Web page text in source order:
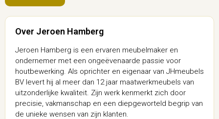
Over Jeroen Hamberg
Jeroen Hamberg is een ervaren meubelmaker en
ondernemer met een ongeëvenaarde passie voor
houtbewerking. Als oprichter en eigenaar van JHmeubels
BV levert hij al meer dan 12 jaar maatwerkmeubels van
uitzonderlijke kwaliteit. Zijn werk kenmerkt zich door
precisie, vakmanschap en een diepgeworteld begrip van
de unieke wensen van zijn klanten.